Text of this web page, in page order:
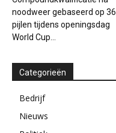
noodweer gebaseerd op 36
pijlen tijdens openingsdag
World Cup...
Categorieën
Bedrijf
Nieuws